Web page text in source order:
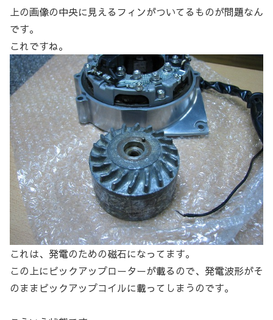
上の画像の中央に見えるフィンがついてるものが問題なん
です。
これですね。
これは、発電のための磁石になってます。
この上にピックアップローターが載るので、発電波形がそ
のままピックアップコイルに載ってしまうのです。